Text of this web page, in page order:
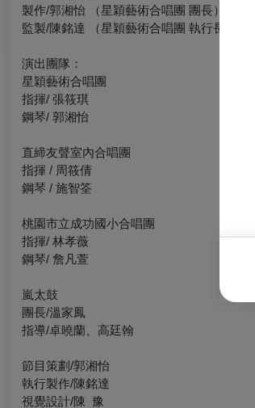
製作/郭湘怡 （星穎藝術合唱團 團長）
監製/陳銘達 （星穎藝術合唱團 執行長）
演出團隊：
星穎藝術合唱團
指揮/ 張筱琪
鋼琴/ 郭湘怡
直締友聲室內合唱團
指揮 / 周筱倩
鋼琴 / 施智筌
桃園市立成功國小合唱團
指揮/ 林孝薇
鋼琴/ 詹凡萱
嵐太鼓
團長/溫家鳳
指導/卓曉蘭、高廷翰
節目策劃/郭湘怡
執行製作/陳銘達
視覺設計/陳 豫